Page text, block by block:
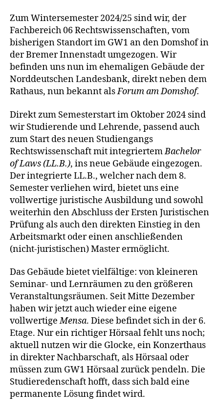
Zum Wintersemester 2024/25 sind wir, der
Fachbereich 06 Rechtswissenschaften, vom
bisherigen Standort im GW1 an den Domshof in
der Bremer Innenstadt umgezogen. Wir
befinden uns nun im ehemaligen Gebäude der
Norddeutschen Landesbank, direkt neben dem
Rathaus, nun bekannt alsForum am Domshof.
Direkt zum Semesterstart im Oktober 2024 sind
wir Studierende und Lehrende, passend auch
zum Start des neuen Studiengangs
Rechtswissenschaft mit integriertemBachelor
of Laws (LL.B.), ins neue Gebäude eingezogen.
Der integrierte LL.B., welcher nach dem 8.
Semester verliehen wird, bietet uns eine
vollwertige juristische Ausbildung und sowohl
weiterhin den Abschluss der Ersten Juristischen
Prüfung als auch den direkten Einstieg in den
Arbeitsmarkt oder einen anschließenden
(nicht-juristischen) Master ermöglicht.
Das Gebäude bietet vielfältige: von kleineren
Seminar- und Lernräumen zu den größeren
Veranstaltungsräumen. Seit Mitte Dezember
haben wir jetzt auch wieder eine eigene
vollwertigeMensa. Diese befindet sich in der 6.
Etage. Nur ein richtiger Hörsaal fehlt uns noch;
aktuell nutzen wir die Glocke, ein Konzerthaus
in direkter Nachbarschaft, als Hörsaal oder
müssen zum GW1 Hörsaal zurück pendeln. Die
Studieredenschaft hofft, dass sich bald eine
permanente Lösung findet wird.